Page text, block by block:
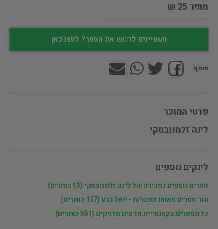
מחיר 25 ₪
מעוניינים לרכוש את הספר? לחצו כאן
שתף
פרטי המוכר
לינה זלמנובסקי
לינקים נוספים
ספרים נוספים למכירה של לינה זלמנובסקי (13 כותרים)
עוד ספרים מאותו מחבר/ת - יואל גבע (127 כותרים)
כל הספרים בקטגוריית מדעים מדויקים (551 כותרים)